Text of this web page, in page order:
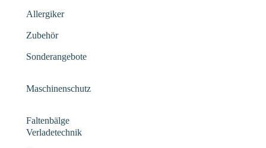
Allergiker
Zubehör
Sonderangebote
Maschinenschutz
Faltenbälge
Verladetechnik